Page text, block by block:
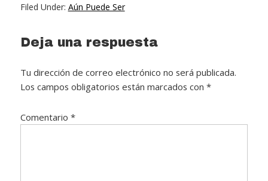
Filed Under: Aún Puede Ser
Reader
Deja una respuesta
Tu dirección de correo electrónico no será publicada.
Los campos obligatorios están marcados con *
Comentario *